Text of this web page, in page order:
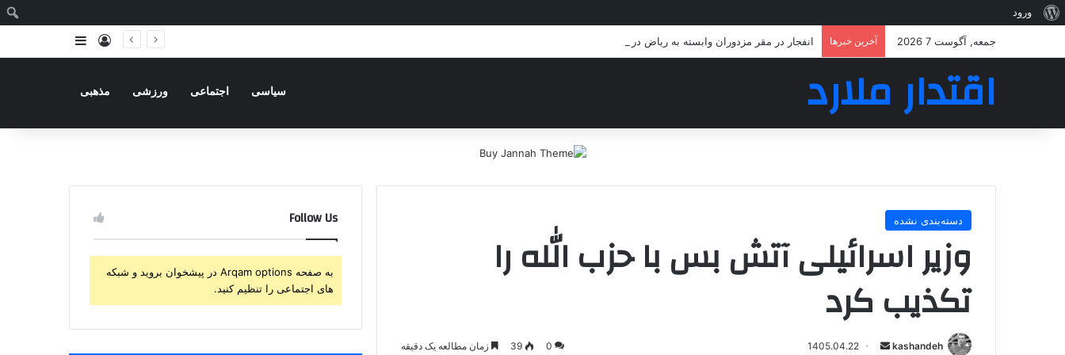
درباره
ورود
جمعه, آگوست 7 2026 آخرین خبرها انفجار در مقر مزدوران وابسته به ریاض در مرکز و شرق یمن ورودسایدبار
اقتدار ملارد سیاسی اجتماعی ورزشی مذهبی
دسته‌بندی نشده
وزیر اسرائیلی آتش بس با حزب الله را
تکذیب کرد
kashandeh
ارسال1405.04.22
0
39 زمان مطالعه یک دقیقه
Follow Us
به صفحه Arqam options در پیشخوان بروید و شبکه
های اجتماعی را تنظیم کنید.